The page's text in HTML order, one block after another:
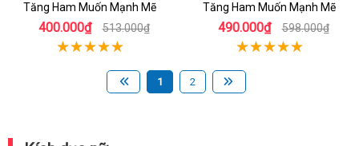
Tăng Ham Muốn Mạnh Mẽ
400.000₫ 513.000₫
Tăng Ham Muốn Mạnh Mẽ
490.000₫ 598.000₫
1 2